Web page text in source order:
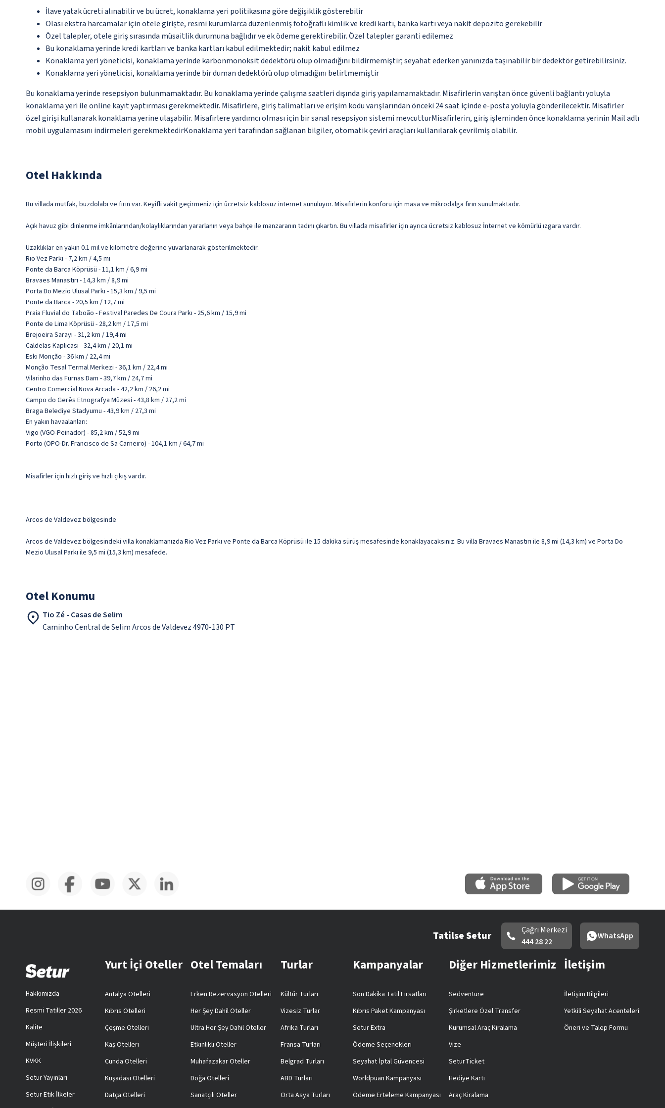
İlave yatak ücreti alınabilir ve bu ücret, konaklama yeri politikasına göre değişiklik gösterebilir
Olası ekstra harcamalar için otele girişte, resmi kurumlarca düzenlenmiş fotoğraflı kimlik ve kredi kartı, banka kartı veya nakit depozito gerekebilir
Özel talepler, otele giriş sırasında müsaitlik durumuna bağlıdır ve ek ödeme gerektirebilir. Özel talepler garanti edilemez
Bu konaklama yerinde kredi kartları ve banka kartları kabul edilmektedir; nakit kabul edilmez
Konaklama yeri yöneticisi, konaklama yerinde karbonmonoksit dedektörü olup olmadığını bildirmemiştir; seyahat ederken yanınızda taşınabilir bir dedektör getirebilirsiniz.
Konaklama yeri yöneticisi, konaklama yerinde bir duman dedektörü olup olmadığını belirtmemiştir
Bu konaklama yerinde resepsiyon bulunmamaktadır. Bu konaklama yerinde çalışma saatleri dışında giriş yapılamamaktadır. Misafirlerin varıştan önce güvenli bağlantı yoluyla
konaklama yeri ile online kayıt yaptırması gerekmektedir. Misafirlere, giriş talimatları ve erişim kodu varışlarından önceki 24 saat içinde e-posta yoluyla gönderilecektir. Misafirler
özel girişi kullanarak konaklama yerine ulaşabilir. Misafirlere yardımcı olması için bir sanal resepsiyon sistemi mevcutturMisafirlerin, giriş işleminden önce konaklama yerinin Mail adlı
mobil uygulamasını indirmeleri gerekmektedirKonaklama yeri tarafından sağlanan bilgiler, otomatik çeviri araçları kullanılarak çevrilmiş olabilir.
Otel Hakkında
Bu villada mutfak, buzdolabı ve fırın var. Keyifli vakit geçirmeniz için ücretsiz kablosuz internet sunuluyor. Misafirlerin konforu için masa ve mikrodalga fırın sunulmaktadır.
Açık havuz gibi dinlenme imkânlarından/kolaylıklarından yararlanın veya bahçe ile manzaranın tadını çıkartın. Bu villada misafirler için ayrıca ücretsiz kablosuz İnternet ve kömürlü ızgara vardır.
Uzaklıklar en yakın 0.1 mil ve kilometre değerine yuvarlanarak gösterilmektedir.
Rio Vez Parkı - 7,2 km / 4,5 mi
Ponte da Barca Köprüsü - 11,1 km / 6,9 mi
Bravaes Manastırı - 14,3 km / 8,9 mi
Porta Do Mezio Ulusal Parkı - 15,3 km / 9,5 mi
Ponte da Barca - 20,5 km / 12,7 mi
Praia Fluvial do Taboão - Festival Paredes De Coura Parkı - 25,6 km / 15,9 mi
Ponte de Lima Köprüsü - 28,2 km / 17,5 mi
Brejoeira Sarayı - 31,2 km / 19,4 mi
Caldelas Kaplıcası - 32,4 km / 20,1 mi
Eski Monção - 36 km / 22,4 mi
Monção Tesal Termal Merkezi - 36,1 km / 22,4 mi
Vilarinho das Furnas Dam - 39,7 km / 24,7 mi
Centro Comercial Nova Arcada - 42,2 km / 26,2 mi
Campo do Gerês Etnografya Müzesi - 43,8 km / 27,2 mi
Braga Belediye Stadyumu - 43,9 km / 27,3 mi
En yakın havaalanları:
Vigo (VGO-Peinador) - 85,2 km / 52,9 mi
Porto (OPO-Dr. Francisco de Sa Carneiro) - 104,1 km / 64,7 mi
Misafirler için hızlı giriş ve hızlı çıkış vardır.
Arcos de Valdevez bölgesinde
Arcos de Valdevez bölgesindeki villa konaklamanızda Rio Vez Parkı ve Ponte da Barca Köprüsü ile 15 dakika sürüş mesafesinde konaklayacaksınız. Bu villa Bravaes Manastırı ile 8,9 mi (14,3 km) ve Porta Do
Mezio Ulusal Parkı ile 9,5 mi (15,3 km) mesafede.
Otel Konumu
Tio Zé - Casas de Selim
Caminho Central de Selim Arcos de Valdevez 4970-130 PT
Tatilse Setur
Çağrı Merkezi
444 28 22
WhatsApp
Hakkımızda
Resmi Tatiller 2026
Kalite
Müşteri İlişkileri
KVKK
Setur Yayınları
Setur Etik İlkeler
Yurt İçi Oteller
Antalya Otelleri
Kıbrıs Otelleri
Çeşme Otelleri
Kaş Otelleri
Cunda Otelleri
Kuşadası Otelleri
Datça Otelleri
Otel Temaları
Erken Rezervasyon Otelleri
Her Şey Dahil Oteller
Ultra Her Şey Dahil Oteller
Etkinlikli Oteller
Muhafazakar Oteller
Doğa Otelleri
Sanatçılı Oteller
Turlar
Kültür Turları
Vizesiz Turlar
Afrika Turları
Fransa Turları
Belgrad Turları
ABD Turları
Orta Asya Turları
Kampanyalar
Son Dakika Tatil Fırsatları
Kıbrıs Paket Kampanyası
Setur Extra
Ödeme Seçenekleri
Seyahat İptal Güvencesi
Worldpuan Kampanyası
Ödeme Erteleme Kampanyası
Diğer Hizmetlerimiz
Sedventure
Şirketlere Özel Transfer
Kurumsal Araç Kiralama
Vize
SeturTicket
Hediye Kartı
Araç Kiralama
İletişim
İletişim Bilgileri
Yetkili Seyahat Acenteleri
Öneri ve Talep Formu